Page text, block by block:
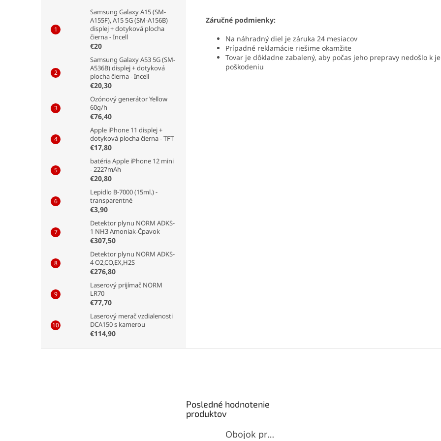
Samsung Galaxy A15 (SM-
A155F), A15 5G (SM-A156B)
displej + dotyková plocha
čierna - Incell
€20
Samsung Galaxy A53 5G (SM-
A536B) displej + dotyková
plocha čierna - Incell
€20,30
Ozónový generátor Yellow
60g/h
€76,40
Apple iPhone 11 displej +
dotyková plocha čierna - TFT
€17,80
batéria Apple iPhone 12 mini
- 2227mAh
€20,80
Lepidlo B-7000 (15ml.) -
transparentné
€3,90
Detektor plynu NORM ADKS-
1 NH3 Amoniak-Čpavok
€307,50
Detektor plynu NORM ADKS-
4 O2,CO,EX,H2S
€276,80
Laserový prijímač NORM
LR70
€77,70
Laserový merač vzdialenosti
DCA150 s kamerou
€114,90
Záručné podmienky:
Na náhradný diel je záruka 24 mesiacov
Prípadné reklamácie riešime okamžite
Tovar je dôkladne zabalený, aby počas jeho prepravy nedošlo k
poškodeniu
Posledné hodnotenie
produktov
Obojok proti štekaniu Norex BarkGuard